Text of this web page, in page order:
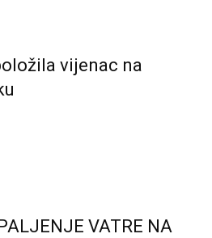
vijenac na
VATRE NA